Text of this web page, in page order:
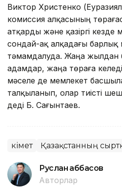
Виктор Христенко
комиссия алқасының
атқарды және қазіргі кезде
сондай-ақ алқадағы барлық
тәмамдалуда. Жаңа жылдан
адамдар, жаңа төраға
мәселе де мемлекет
талқыланып, олар тиісті
деді Б. Сағынтаев.
Үкімет Қазақстанның
Руслан Ғаббасов
Авторлар